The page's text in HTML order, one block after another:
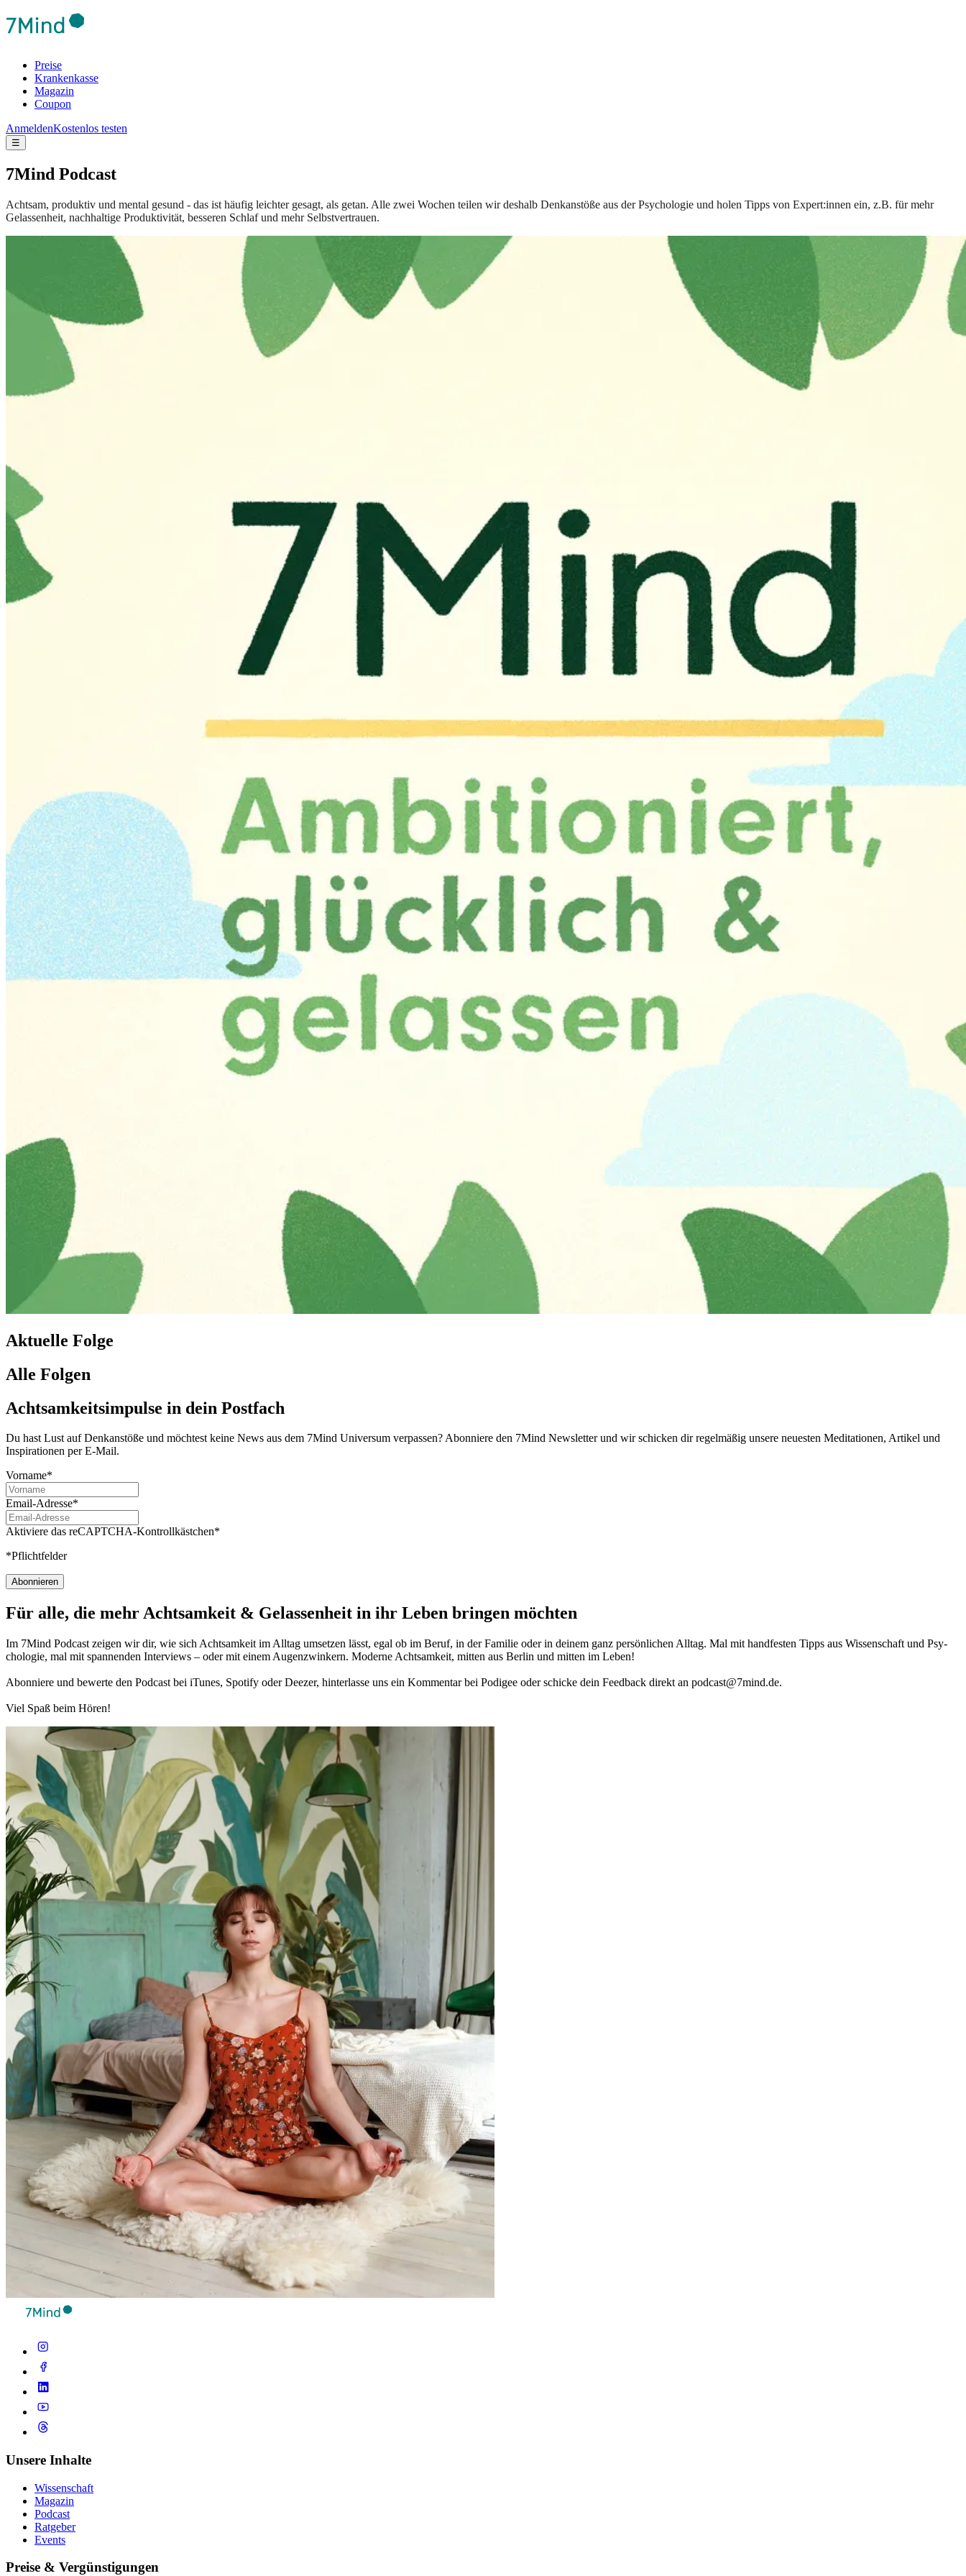
Preise
Krankenkasse
Magazin
Coupon
AnmeldenKostenlos testen
☰
7Mind Podcast
Achtsam, produktiv und mental gesund - das ist häufig leichter gesagt, als getan. Alle zwei Wochen teilen wir deshalb Denkanstöße aus der Psychologie und holen Tipps von Expert:innen ein, z.B. für mehr
Gelassenheit, nachhaltige Produktivität, besseren Schlaf und mehr Selbstvertrauen.
Aktuelle Folge
Alle Folgen
Achtsamkeitsimpulse in dein Postfach
Du hast Lust auf Denkanstöße und möchtest keine News aus dem 7Mind Universum verpassen? Abon­niere den 7Mind News­let­ter und wir schicken dir regelmäßig unsere neuesten Meditationen, Artikel und
Inspirationen per E-Mail.
Vorname*
Email-Adresse*
Aktiviere das reCAPTCHA-Kontrollkästchen*
*Pflichtfelder
Abonnieren
Für alle, die mehr Acht­sam­keit & Gelas­sen­heit in ihr Leben brin­gen möch­ten
Im 7Mind Pod­cast zeigen wir dir, wie sich Acht­sam­keit im Alltag umset­zen lässt, egal ob im Beruf, in der Fami­lie oder in deinem ganz per­sön­li­chen Alltag. Mal mit hand­fes­ten Tipps aus Wis­sen­schaft und Psy­
cho­lo­gie, mal mit spannenden Interviews – oder mit einem Augen­zwin­kern. Moderne Acht­sam­keit, mitten aus Berlin und mitten im Leben!
Abon­niere und bewerte den Pod­cast bei iTunes, Spo­tify oder Deezer, hin­ter­lasse uns ein Kom­men­tar bei Podigee oder schi­cke dein Feed­back direkt an podcast@​7​mind.​de.
Viel Spaß beim Hören!
Unsere Inhalte
Wissenschaft
Magazin
Podcast
Ratgeber
Events
Preise & Vergünstigungen